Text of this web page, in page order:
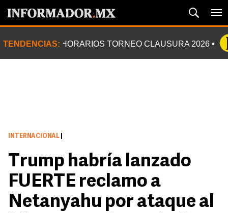
TENDENCIAS: HORARIOS TORNEO CLAUSURA 2026
INTERNACIONAL
Trump habría lanzado
FUERTE reclamo a
Netanyahu por ataque al